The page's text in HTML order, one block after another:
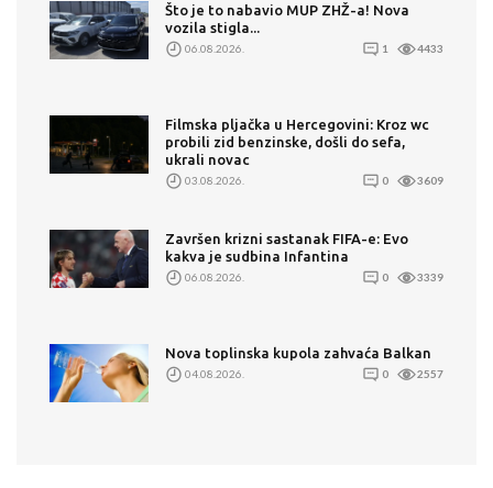
Što je to nabavio MUP ZHŽ-a! Nova
vozila stigla...
06.08.2026. 1 4433
Filmska pljačka u Hercegovini: Kroz wc
probili zid benzinske, došli do sefa,
ukrali novac
03.08.2026. 0 3609
Završen krizni sastanak FIFA-e: Evo
kakva je sudbina Infantina
06.08.2026. 0 3339
Nova toplinska kupola zahvaća Balkan
04.08.2026. 0 2557